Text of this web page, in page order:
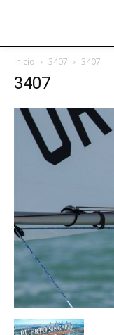
Inicio 3407 3407
3407